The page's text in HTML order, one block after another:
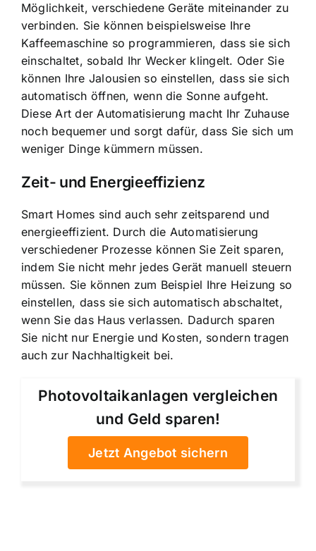
Möglichkeit, verschiedene Geräte miteinander zu
verbinden. Sie können beispielsweise Ihre
Kaffeemaschine so programmieren, dass sie sich
einschaltet, sobald Ihr Wecker klingelt. Oder Sie
können Ihre Jalousien so einstellen, dass sie sich
automatisch öffnen, wenn die Sonne aufgeht.
Diese Art der Automatisierung macht Ihr Zuhause
noch bequemer und sorgt dafür, dass Sie sich um
weniger Dinge kümmern müssen.
Zeit- und Energieeffizienz
Smart Homes sind auch sehr zeitsparend und
energieeffizient. Durch die Automatisierung
verschiedener Prozesse können Sie Zeit sparen,
indem Sie nicht mehr jedes Gerät manuell steuern
müssen. Sie können zum Beispiel Ihre Heizung so
einstellen, dass sie sich automatisch abschaltet,
wenn Sie das Haus verlassen. Dadurch sparen
Sie nicht nur Energie und Kosten, sondern tragen
auch zur Nachhaltigkeit bei.
Photovoltaikanlagen vergleichen
und Geld sparen!
Jetzt Angebot sichern